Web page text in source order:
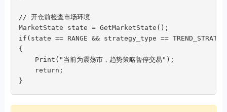
// 开仓前检查市场环境
MarketState state = GetMarketState();
if(state == RANGE && strategy_type ==
{
    Print("当前为震荡市，趋势策略暂停交易");
    return;
}